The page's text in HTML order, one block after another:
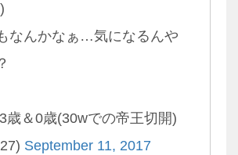
なんかなぁ…気になるんや
＆0歳(30wでの帝王切開)
September 11, 2017